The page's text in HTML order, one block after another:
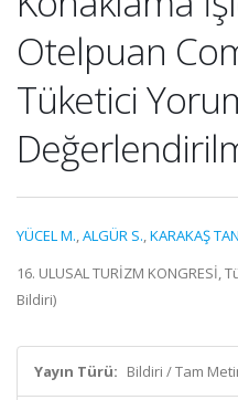
Otelpuan
Tüketici
YÜCEL M.,ALGÜR S.,KARAKAŞ
16. ULUSAL TURİZM KONGRESİ,
Bildiri)
Yayın Türü: Bildiri / Tam